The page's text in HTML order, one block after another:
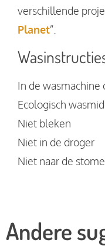
verschillende
Planet”.
In de wasmachine
Ecologisch
Niet bleken
Niet in de droger
Niet naar de
Andere